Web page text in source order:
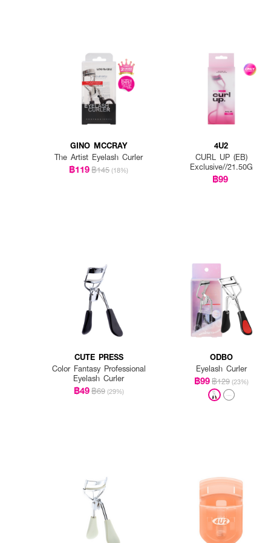
GINO MCCRAY
The Artist Eyelash Curler
฿119฿145 (18%)
4U2
CURL UP (EB)
Exclusive//21.50G
฿99
CUTE PRESS
Color Fantasy Professional
Eyelash Curler
฿49฿69 (29%)
ODBO
Eyelash Curler
฿99฿129 (23%)